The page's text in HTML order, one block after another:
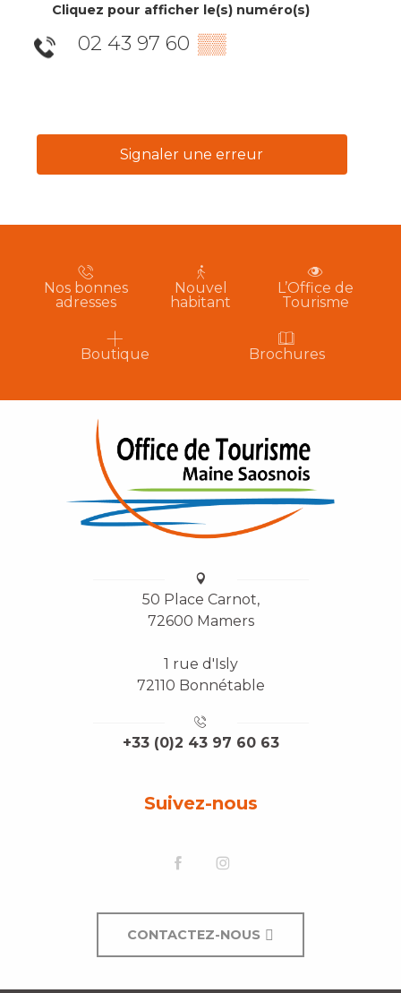
Cliquez pour afficher le(s) numéro(s)
02 43 97 60 ▒▒
Signaler une erreur
Nos bonnes
adresses
Nouvel
habitant
L’Office de
Tourisme
Boutique Brochures
50 Place Carnot,
72600 Mamers
1 rue d'Isly
72110 Bonnétable
+33 (0)2 43 97 60 63
Suivez-nous
CONTACTEZ-NOUS